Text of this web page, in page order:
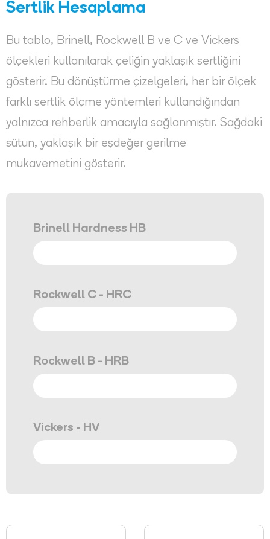
Sertlik Hesaplama
Bu tablo, Brinell, Rockwell B ve C ve Vickers
ölçekleri kullanılarak çeliğin yaklaşık sertliğini
gösterir. Bu dönüştürme çizelgeleri, her bir ölçek
farklı sertlik ölçme yöntemleri kullandığından
yalnızca rehberlik amacıyla sağlanmıştır. Sağdaki
sütun, yaklaşık bir eşdeğer gerilme
mukavemetini gösterir.
Brinell Hardness HB
Rockwell C - HRC
Rockwell B - HRB
Vickers - HV